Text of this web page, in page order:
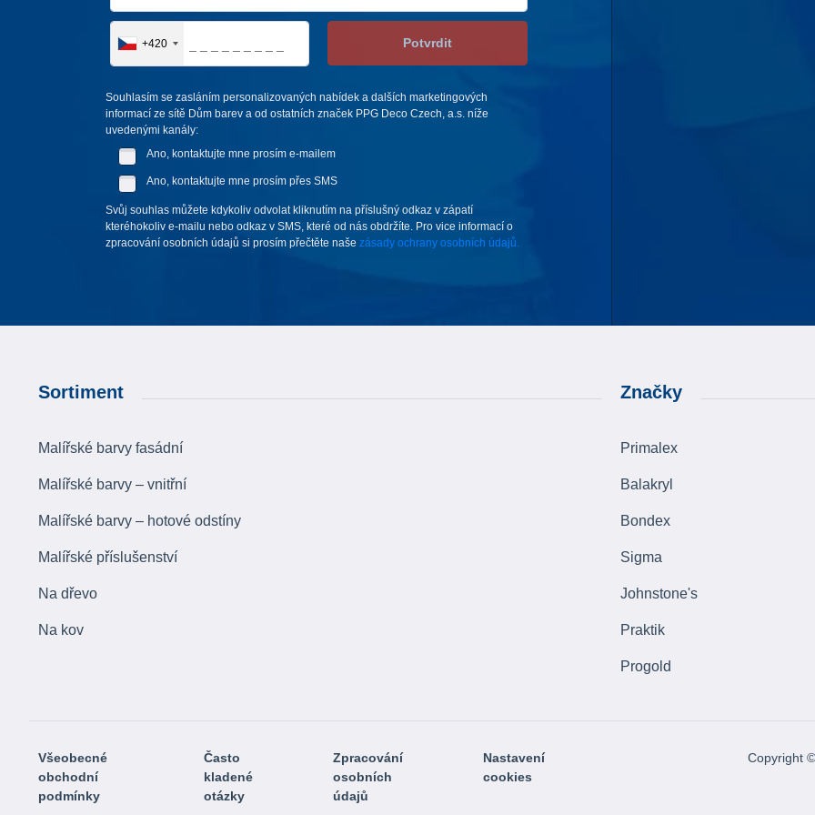
+420 Potvrdit
Souhlasím se zasláním personalizovaných nabídek a dalších marketingových
informací ze sítě Dům barev a od ostatních značek PPG Deco Czech, a.s. níže
uvedenými kanály:
Ano, kontaktujte mne prosím e-mailem
Ano, kontaktujte mne prosím přes SMS
Svůj souhlas můžete kdykoliv odvolat kliknutím na příslušný odkaz v zápatí
kteréhokoliv e-mailu nebo odkaz v SMS, které od nás obdržíte. Pro vice informací o
zpracování osobních údajů si prosím přečtěte naše zásady ochrany osobních údajů.
Sortiment
Malířské barvy fasádní
Malířské barvy – vnitřní
Malířské barvy – hotové odstíny
Malířské příslušenství
Na dřevo
Na kov
Značky
Primalex
Balakryl
Bondex
Sigma
Johnstone's
Praktik
Progold
Všeobecné
obchodní
podmínky
Často
kladené
otázky
Zpracování
osobních
údajů
Nastavení
cookies
Copyright